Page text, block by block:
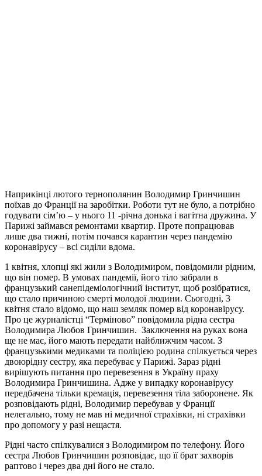
Наприкінці лютого тернополянин Володимир Гринчишин
поїхав до Франції на заробітки. Роботи тут не було, а потрібно
годувати сім’ю – у нього 11 -річна донька і вагітна дружина. У
Парижі займався ремонтами квартир. Проте попрацював
лише два тижні, потім почався карантин через пандемію
коронавірусу – всі сиділи вдома.
1 квітня, хлопці які жили з Володимиром, повідомили рідним,
що він помер. В умовах пандемії, його тіло забрали в
французький санепідеміологічний інститут, щоб розібратися,
що стало причиною смерті молодої людини. Сьогодні, 3
квітня стало відомо, що наш земляк помер від коронавірусу.
Про це журналістці “Терміново” повідомила рідна сестра
Володимира Любов Гринчишин. Заключення на руках вона
ще не має, його мають передати найближчим часом. З
французькими медиками та поліцією родина спілкується через
двоюрідну сестру, яка перебуває у Парижі. Зараз рідні
вирішують питання про перевезення в Україну праху
Володимира Гринчишина. Адже у випадку коронавірусу
передбачена тільки кремація, перевезення тіла заборонене. Як
розповідають рідні, Володимир перебував у Франції
нелегально, тому не мав ні медичної страхівки, ні страхівки
про допомогу у разі нещастя.
Рідні часто спілкувалися з Володимиром по телефону. Його
сестра Любов Гринчишин розповідає, що її брат захворів
раптово і через два дні його не стало.